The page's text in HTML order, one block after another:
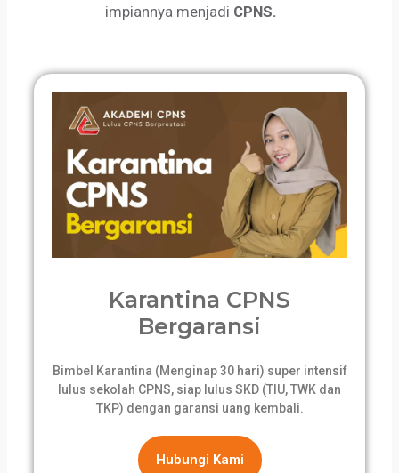
impiannya menjadi CPNS.
Karantina CPNS
Bergaransi
Bimbel Karantina (Menginap 30 hari) super intensif
lulus sekolah CPNS, siap lulus SKD (TIU, TWK dan
TKP) dengan garansi uang kembali.
Hubungi Kami